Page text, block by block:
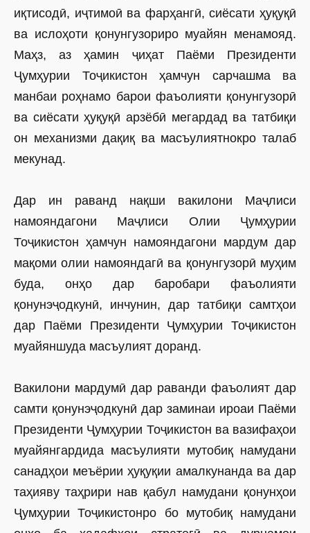
иқтисодӣ, иҷтимоӣ ва фарҳангӣ, сиёсати ҳуқуқӣ
ва ислоҳоти қонунгузориро муайян менамояд.
Маҳз, аз ҳамин ҷиҳат Паёми Президенти
Ҷумҳурии Тоҷикистон ҳамчун сарчашма ва
манбаи роҳнамо барои фаъолияти қонунгузорӣ
ва сиёсати ҳуқуқӣ арзёбӣ мегардад ва татбиқи
он механизми дақиқ ва масъулиятнокро талаб
мекунад.
Дар ин раванд нақши вакилони Маҷлиси
намояндагони Маҷлиси Олии Ҷумҳурии
Тоҷикистон ҳамчун намояндагони мардум дар
мақоми олии намояндагӣ ва қонунгузорӣ муҳим
буда, онҳо дар баробари фаъолияти
қонунэҷодкунӣ, инчунин, дар татбиқи самтҳои
дар Паёми Президенти Ҷумҳурии Тоҷикис­тон
муайяншуда масъулият доранд.
Вакилони мардумӣ дар раванди фаъолият дар
самти қонунэҷодкунӣ дар заминаи ироаи Паёми
Президенти Ҷумҳурии Тоҷикистон ва вазифаҳои
муайян­гардида масъулияти мутобиқ намудани
санадҳои меъёрии ҳуқуқии амалкунанда ва дар
таҳия­ву таҳрири нав қабул намудани қонунҳои
Ҷумҳурии Тоҷикистонро бо мутобиқ намудани